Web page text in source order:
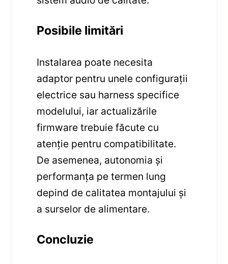
Posibile limitări
Instalarea poate necesita
adaptor pentru unele configurații
electrice sau harness specifice
modelului, iar actualizările
firmware trebuie făcute cu
atenție pentru compatibilitate.
De asemenea, autonomia și
performanța pe termen lung
depind de calitatea montajului și
a surselor de alimentare.
Concluzie